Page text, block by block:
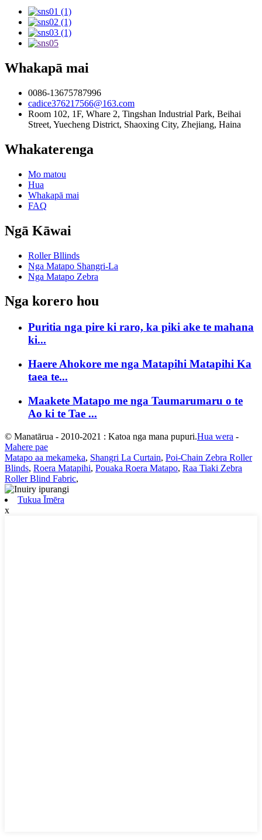
Whakapā mai
0086-13675787996
cadice376217566@163.com
Room 102, 1F, Whare 2, Tingshan Industrial Park, Beihai
Street, Yuecheng District, Shaoxing City, Zhejiang, Haina
Whakaterenga
Mo matou
Hua
Whakapā mai
FAQ
Ngā Kāwai
Roller Bllinds
Nga Matapo Shangri-La
Nga Matapo Zebra
Nga korero hou
Puritia nga pire ki raro, ka piki ake te mahana
ki...
Haere Ahokore me nga Matapihi Matapihi Ka
taea te...
Maakete Matapo me nga Taumarumaru o te
Ao ki te Tae ...
© Manatārua - 2010-2021 : Katoa nga mana pupuri.Hua wera -
Mahere pae
Matapo aa mekameka, Shangri La Curtain, Poi-Chain Zebra Roller
Blinds, Roera Matapihi, Pouaka Roera Matapo, Raa Tiaki Zebra
Roller Blind Fabric,
Tukua Īmēra
x